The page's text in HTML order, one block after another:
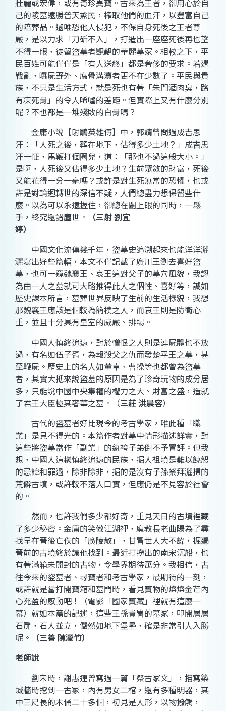
壯麗或宏偉，或有奇珍異寶。古來為王者，卻用心於自
己的陵墓遠勝普天烝民，榨取他們的血汗，以豐富自己
的陪葬品。還唯恐他人侵犯，不保自身死後之王者尊
嚴，是以力求「刀斫不入」，打造出一座座死後再也望
不得一眼，徒留盜墓者覬覦的華麗墓冢。相較之下，平
民百姓可能僅僅是「有人送終」都是奢侈的要求。若遇
戰亂，曝屍野外、腐骨溝瀆者更不在少數了。平民與貴
族，不只是生活方式，就是死也有著「朱門酒肉臭，路
有凍死骨」的令人唏噓的差距。但實際上又有什麼分別
呢？不也都是一堆殘敗的白骨嗎？
金庸小說【射鵰英雄傳】中，郭靖曾問過成吉思
汗：「人死之後，葬在地下，佔得多少土地？」成吉思
汗一怔，馬鞭打個圈兒，道：「那也不過這般大小。」
是啊，人死後又佔得多少土地？生前聚斂的財富，死後
又能花得一分一毫嗎？或許是對生死無常的恐懼，也或
許是對輪迴轉世的深信不疑，人們總盡力想保留些什
麼。以為可以永遠握住，卻總在闔上眼的同時，一鬆
手，終究還諸塵世。
（三射 劉宜
婷）
中國文化流傳幾千年，盜墓史追溯起來也能洋洋灑
灑寫出好些篇幅，本文不僅記載了廣川王劉去喜好盜
墓，也可一窺魏襄王、哀王這對父子的墓穴風貌，我認
為由一人之墓就可大略推得此人之個性、喜好等，誠如
歷史課本所言，墓葬世界反映了生前的生活樣貌，我想
那魏襄王應該是個較為簡樸之人，而哀王則是防衛心
重，並且十分具有皇室的威嚴、排場。
中國人慎終追遠，對於憎恨之人則是連屍體也不放
過，有名如伍子胥，為報殺父之仇而發楚平王之墓，甚
至鞭屍。歷史上的名人如董卓、曹操等也都曾為盜墓
者，其實大抵來說盜墓的原因是為了珍奇玩物的成分居
多，只能說中國中央集權的權力之大、財富之盛，造就
了君王大臣極其奢華之墓。（三莊 洪晨容）
古代的盜墓者好比現今的考古學家，唯此種「職
業」是見不得光的。本篇作者對墓中情形描述詳實，對
這些將盜墓當作「副業」的紈袴子弟倒不予置評。但我
想，中國人這樣慎終追遠的民族，掘人祖墳是難以饒恕
的忌諱和罪過，除非除非，掘的是沒有子孫祭拜灑掃的
荒僻古墳，或許較不落人口實，但應仍是不見容於社會
的。
然而，也許我們多少都好奇，重見天日的古墳裡藏
了多少秘密。金庸的笑傲江湖裡，魔教長老曲陽為了尋
找早在晉後亡佚的「廣陵散」，甘冒世人大不諱，掘遍
晉前的古墳終於讓他找到。最近打撈出的南宋沉船，也
有著滿箱未開封的古物，令學界期待萬分。我相信，古
往今來的盜墓者、尋寶者和考古學家，最期待的一刻，
或許就是當打開寶箱和墓門時，看見寶物的燦燦金芒內
心充盈的感動吧！（電影「國家寶藏」裡就有這麼一
幕）就如本篇的記述，這些王孫貴冑的墓冢，叩開層層
石扉，石人並立，儼然如地下堡壘，確是非常引人入勝
呢。
（三善 陳瀅竹）
老師說
劉宋時，謝惠連曾寫過一篇「祭古冢文」，描寫築
城牆時挖到一古冢，內有男女二棺，還有多種明器，其
中三尺長的木俑二十多個，初見是人形，以物撥觸，